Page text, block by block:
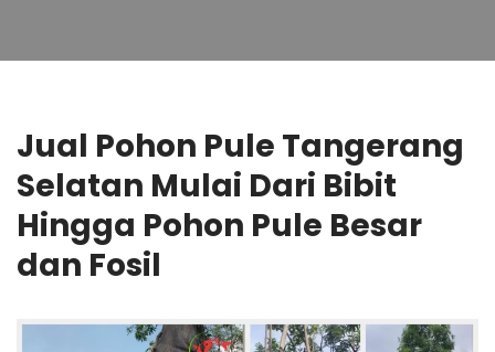
Jual Pohon Pule Tangerang
Selatan Mulai Dari Bibit
Hingga Pohon Pule Besar
dan Fosil